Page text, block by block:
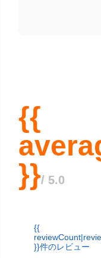
会員登録・ログイン
お得なセール
MrMaxプライベートブランド